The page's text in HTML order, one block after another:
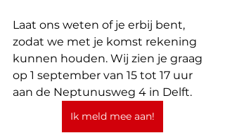
Laat ons weten of je erbij bent,
zodat we met je komst rekening
kunnen houden. Wij zien je graag
op 1 september van 15 tot 17 uur
aan de Neptunusweg 4 in Delft.
Ik meld mee aan!